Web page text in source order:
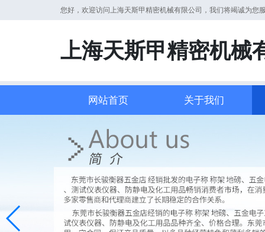
您好，欢迎访问上海天斯甲精密机械有限公司，我们将竭诚为您
上海天斯甲精密机械
网站首页 关于我们